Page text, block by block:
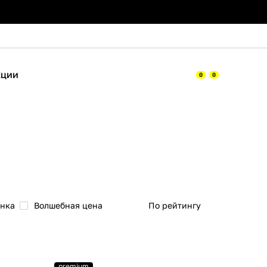
0 0
Волшебная цена
По рейтингу